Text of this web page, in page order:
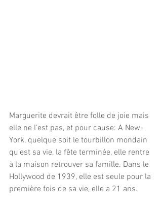
Marguerite devrait être folle de joie mais
elle ne l’est pas, et pour cause: A New-
York, quelque soit le tourbillon mondain
qu’est sa vie, la fête terminée, elle rentre
à la maison retrouver sa famille. Dans le
Hollywood de 1939, elle est seule pour la
première fois de sa vie, elle a 21 ans.